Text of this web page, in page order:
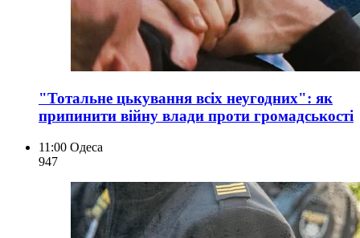
"Тотальне цькування всіх неугодних": як
припинити війну влади проти громадськості
11:00 Одеса
947